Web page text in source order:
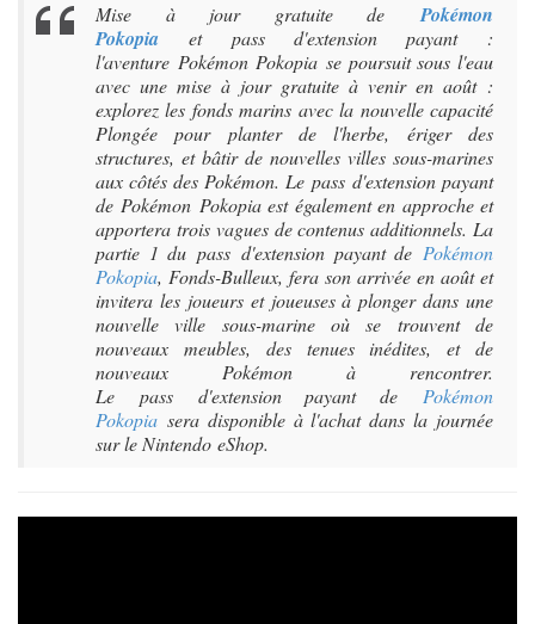
Mise à jour gratuite de Pokémon
Pokopia et pass d'extension payant :
l'aventure Pokémon Pokopia se poursuit sous l'eau
avec une mise à jour gratuite à venir en août :
explorez les fonds marins avec la nouvelle capacité
Plongée pour planter de l'herbe, ériger des
structures, et bâtir de nouvelles villes sous-marines
aux côtés des Pokémon. Le pass d'extension payant
de Pokémon Pokopia est également en approche et
apportera trois vagues de contenus additionnels. La
partie 1 du pass d'extension payant de Pokémon
Pokopia, Fonds-Bulleux, fera son arrivée en août et
invitera les joueurs et joueuses à plonger dans une
nouvelle ville sous-marine où se trouvent de
nouveaux meubles, des tenues inédites, et de
nouveaux Pokémon à rencontrer.
Le pass d'extension payant de Pokémon
Pokopia sera disponible à l'achat dans la journée
sur le Nintendo eShop.